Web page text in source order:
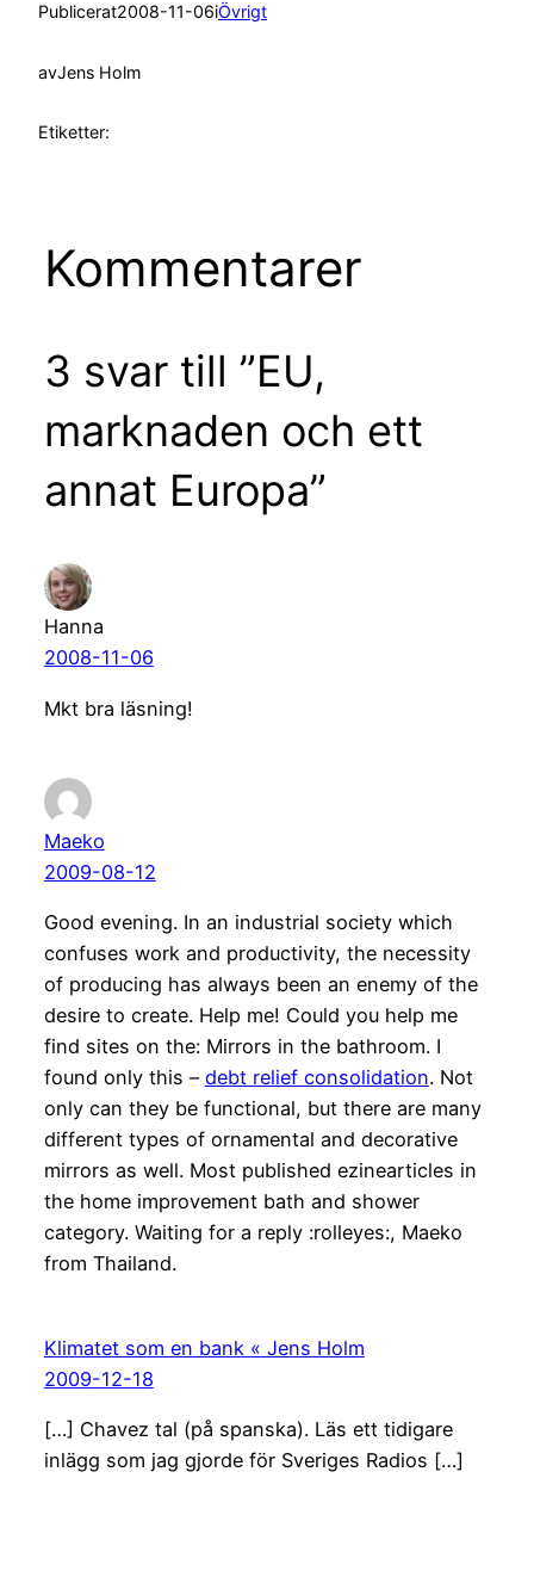
Publicerat2008-11-06iÖvrigt
avJens Holm
Etiketter:
Kommentarer
3 svar till ”EU,
marknaden och ett
annat Europa”
Hanna
2008-11-06
Mkt bra läsning!
Maeko
2009-08-12
Good evening. In an industrial society which
confuses work and productivity, the necessity
of producing has always been an enemy of the
desire to create. Help me! Could you help me
find sites on the: Mirrors in the bathroom. I
found only this – debt relief consolidation. Not
only can they be functional, but there are many
different types of ornamental and decorative
mirrors as well. Most published ezinearticles in
the home improvement bath and shower
category. Waiting for a reply :rolleyes:, Maeko
from Thailand.
Klimatet som en bank « Jens Holm
2009-12-18
[…] Chavez tal (på spanska). Läs ett tidigare
inlägg som jag gjorde för Sveriges Radios […]